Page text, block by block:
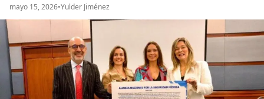
mayo 15, 2026•Yulder Jiménez